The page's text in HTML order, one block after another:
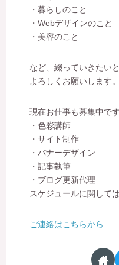
・暮らしのこと
・Webデザインのこと
・美容のこと
など、綴っていきたい
よろしくお願いします。
現在お仕事も募集中です
・色彩講師
・サイト制作
・バナーデザイン
・記事執筆
・ブログ更新代理
スケジュールに関して
ご連絡はこちらから